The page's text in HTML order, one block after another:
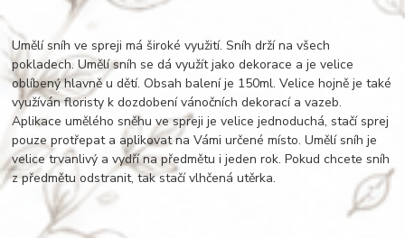
Umělí sníh ve spreji má široké využití. Sníh drží na všech
pokladech. Umělí sníh se dá využít jako dekorace a je velice
oblíbený hlavně u dětí. Obsah balení je 150ml. Velice hojně je také
využíván floristy k dozdobení vánočních dekorací a vazeb.
Aplikace umělého sněhu ve spreji je velice jednoduchá, stačí sprej
pouze protřepat a aplikovat na Vámi určené místo. Umělí sníh je
velice trvanlivý a vydří na předmětu i jeden rok. Pokud chcete sníh
z předmětu odstranit, tak stačí vlhčená utěrka.